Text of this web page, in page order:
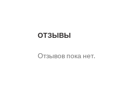
ОТЗЫВЫ
Отзывов пока нет.